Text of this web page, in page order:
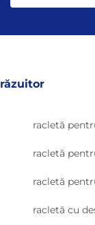
răzuitor
racletă
racletă
racletă
racletă cu